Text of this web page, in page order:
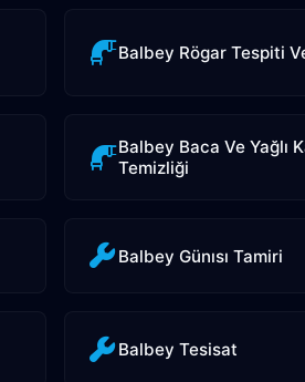
Balbey Rögar Tespiti
Balbey Baca Ve Yağlı
Temizliği
Balbey Günısı Tamiri
Balbey Tesisat